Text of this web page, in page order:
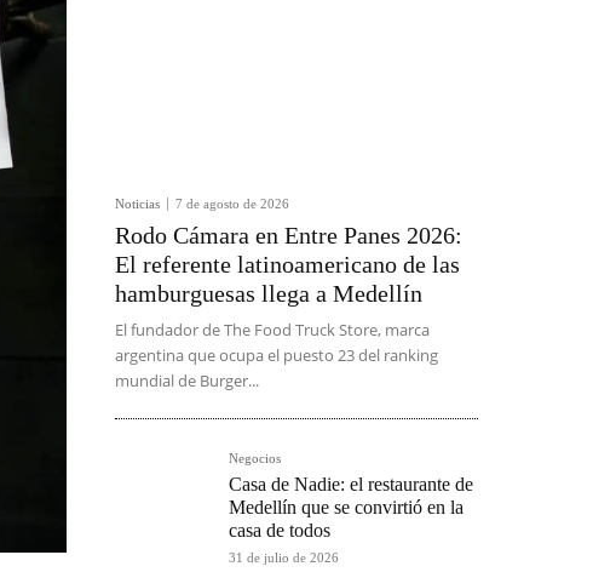
Noticias 7 de agosto de 2026
Rodo Cámara en Entre Panes 2026:
El referente latinoamericano de las
hamburguesas llega a Medellín
El fundador de The Food Truck Store, marca
argentina que ocupa el puesto 23 del ranking
mundial de Burger...
Negocios
Casa de Nadie: el restaurante de
Medellín que se convirtió en la
casa de todos
31 de julio de 2026